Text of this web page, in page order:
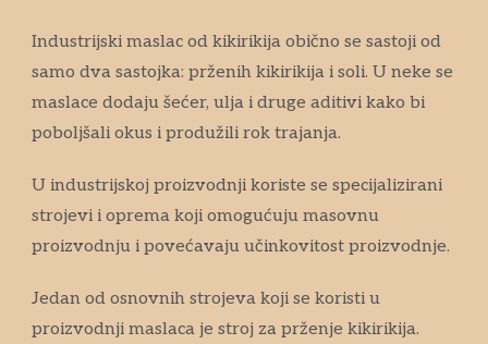
Industrijski maslac od kikirikija obično se sastoji od
samo dva sastojka: prženih kikirikija i soli. U neke se
maslace dodaju šećer, ulja i druge aditivi kako bi
poboljšali okus i produžili rok trajanja.
U industrijskoj proizvodnji koriste se specijalizirani
strojevi i oprema koji omogućuju masovnu
proizvodnju i povećavaju učinkovitost proizvodnje.
Jedan od osnovnih strojeva koji se koristi u
proizvodnji maslaca je stroj za prženje kikirikija.